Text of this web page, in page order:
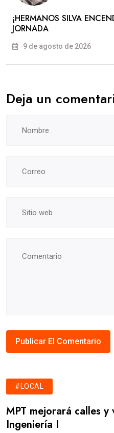
​¡HERMANOS SILVA
JORNADA
9 de agosto de 2026
Deja un
#LOCAL
MPT mejorará calles
Ingeniería I